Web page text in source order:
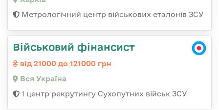
Метрологічний центр військових еталонів ЗСУ
Військовий фінансист
від 21000 до 121000 грн
Вся Україна
1 центр рекрутингу Сухопутних військ ЗСУ